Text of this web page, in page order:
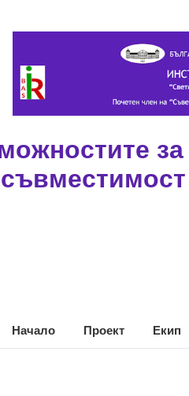
Начало Проект Екип